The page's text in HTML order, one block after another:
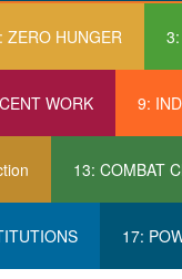
ZERO HUNGER
WORK 9:
13: COMBAT
17: